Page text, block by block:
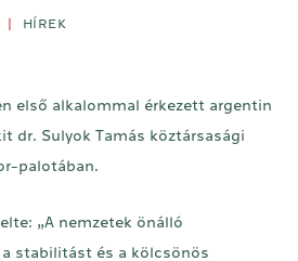
HÍREK
első alkalommal érkezett argentin
dr. Sulyok Tamás köztársasági
palotában.
„A nemzetek önálló
stabilitást és a kölcsönös